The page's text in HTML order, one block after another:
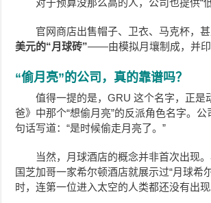
官网商店出售帽子、卫衣、马克杯，
美元的“月球砖”——由模拟月壤制成，并印
“偷月亮”的公司，真的靠谱吗？
值得一提的是，GRU 这个名字，正是
爸》中那个“想偷月亮”的反派角色名字。
句话写道：“是时候偷走月亮了。”
当然，月球酒店的概念并非首次出现
国芝加哥一家希尔顿酒店就展示过“月球希
时，连第一位进入太空的人类都还没有出现